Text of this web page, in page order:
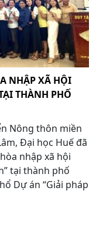
NHẬP XÃ HỘI
THÀNH PHỐ
Nông thôn miền
Đại học Huế đã
nhập xã hội
tại thành phố
Dự án “Giải pháp